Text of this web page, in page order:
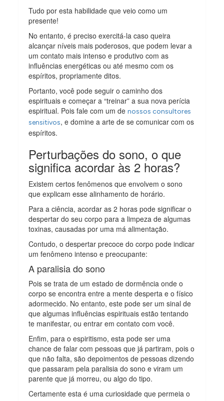
Tudo por esta habilidade que veio como um
presente!
No entanto, é preciso exercitá-la caso queira
alcançar níveis mais poderosos, que podem levar a
um contato mais intenso e produtivo com as
influências energéticas ou até mesmo com os
espíritos, propriamente ditos.
Portanto, você pode seguir o caminho dos
espirituais e começar a “treinar” a sua nova perícia
espiritual. Pois fale com um denossos consultores
sensitivos, e domine a arte de se comunicar com os
espíritos.
Perturbações do sono, o que
significa acordar às 2 horas?
Existem certos fenômenos que envolvem o sono
que explicam esse alinhamento de horário.
Para a ciência, acordar as 2 horas pode significar o
despertar do seu corpo para a limpeza de algumas
toxinas, causadas por uma má alimentação.
Contudo, o despertar precoce do corpo pode indicar
um fenômeno intenso e preocupante:
A paralisia do sono
Pois se trata de um estado de dormência onde o
corpo se encontra entre a mente desperta e o físico
adormecido. No entanto, este pode ser um sinal de
que algumas influências espirituais estão tentando
te manifestar, ou entrar em contato com você.
Enfim, para o espiritismo, esta pode ser uma
chance de falar com pessoas que já partiram, pois o
que não falta, são depoimentos de pessoas dizendo
que passaram pela paralisia do sono e viram um
parente que já morreu, ou algo do tipo.
Certamente esta é uma curiosidade que permeia o